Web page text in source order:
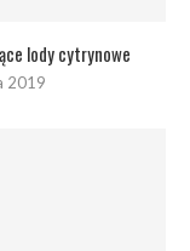
lody cytrynowe
2019